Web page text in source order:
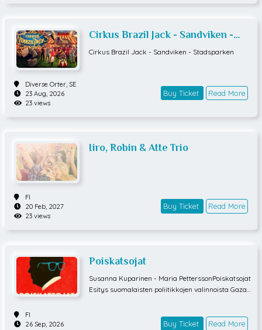
Cirkus Brazil Jack - Sandviken -
Stadsparken
Cirkus Brazil Jack - Sandviken - Stadsparken
Diverse Orter, SE
23 Aug, 2026
23 views
Buy Ticket Read More
Iiro, Robin & Atte Trio
FI
20 Feb, 2027
23 views
Buy Ticket Read More
Poiskatsojat
Susanna Kuparinen - Maria PetterssonPoiskatsojat
Esitys suomalaisten poliitikkojen valinnoista Gazan
valliset kansalaiset kokevat voimattomuutta. Mistä
FI
26 Sep, 2026
Buy Ticket Read More